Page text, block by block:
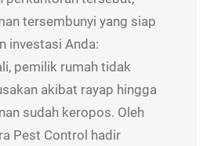
tersembunyi yang siap
investasi Anda:
pemilik rumah tidak
akibat rayap hingga
sudah keropos. Oleh
Pest Control hadir